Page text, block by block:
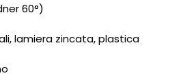
60°)
lamiera zincata, plastica